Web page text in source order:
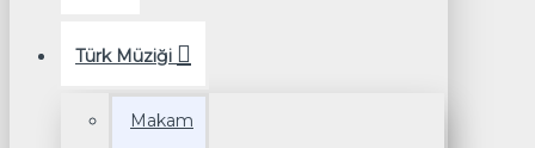
Türk Müziği
Makam